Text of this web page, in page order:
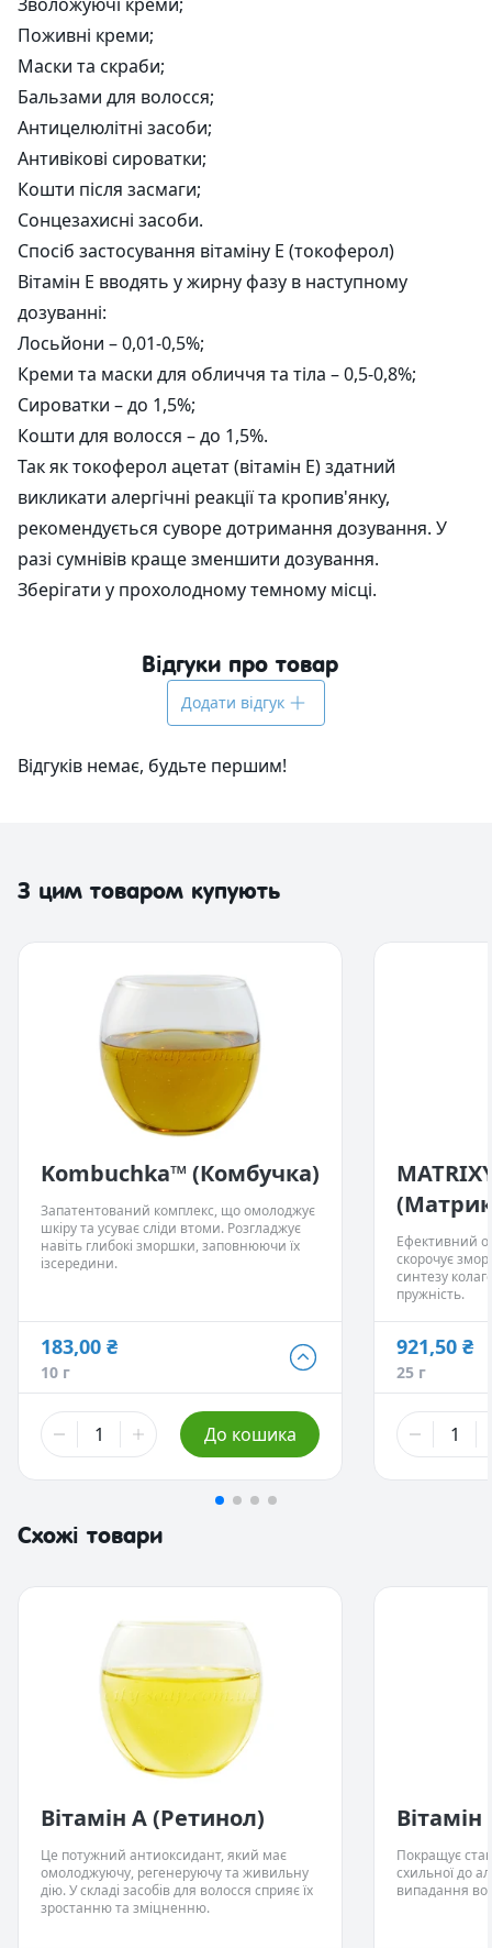
Поживні креми;
Маски та скраби;
Бальзами для волосся;
Антицелюлітні засоби;
Антивікові сироватки;
Кошти після засмаги;
Сонцезахисні засоби.
Спосіб застосування вітаміну Е (токоферол)
Вітамін Е вводять у жирну фазу в наступному
дозуванні:
Лосьйони – 0,01-0,5%;
Креми та маски для обличчя та тіла – 0,5-0,8%;
Сироватки – до 1,5%;
Кошти для волосся – до 1,5%.
Так як токоферол ацетат (вітамін Е) здатний
викликати алергічні реакції та кропив'янку,
рекомендується суворе дотримання дозування. У
разі сумнівів краще зменшити дозування.
Зберігати у прохолодному темному місці.
Відгуки про товар
Додати відгук
Відгуків немає, будьте першим!
З цим товаром купують
Kombuchka™ (Комбучка)
Запатентований комплекс, що омолоджує
шкіру та усуває сліди втоми. Розгладжує
навіть глибокі зморшки, заповнюючи їх
ізсередини.
183,00 ₴
10 г
183,00 ₴
10 г
775,00 ₴
50 г
500 г- Немає в наявності
До кошика
Ефективний
скорочує
синтезу
пружність.
921,50 ₴
25 г
230,00 ₴
5 г- Немає в
921,50 ₴
25 г
Схожі товари
Вітамін А (Ретинол)
Це потужний антиоксидант, який має
омолоджуючу, регенеруючу та живильну
дію. У складі засобів для волосся сприяє їх
зростанню та зміцненню.
Покращує
схильної до
випадання